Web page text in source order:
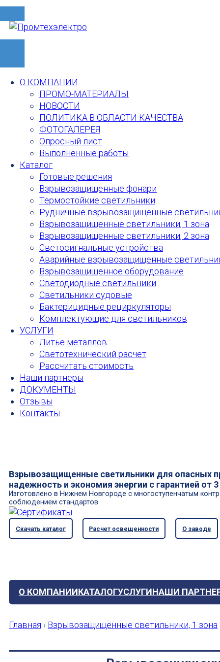
О КОМПАНИИ
ПРОМО-МАТЕРИАЛЫ
НОВОСТИ
ПОЛИТИКА В ОБЛАСТИ КАЧЕСТВА
ФОТОГАЛЕРЕЯ
Опросный лист
Выполненные работы
Каталог
Готовые решения
Взрывозащищенные фонари
Термостойкие светильники
Рудничные взрывозащищенные
Взрывозащищенные светильники, 1 зона
Взрывозащищенные светильники, 2 зона
Светосигнальные устройства
Аварийные взрывозащищенные
Взрывозащищенное оборудование
Светодиодные светильники
Светильники судовые
Бактерицидные рециркуляторы
Комплектующие для светильников
УСЛУГИ
Литье металлов
Светотехнический расчет
Рассчитать стоимость
Наши партнеры
ДОКУМЕНТЫ
Отзывы
Контакты
Взрывозащищенные светильники для опасных
надежность и экономия энергии с гарантией от
Изготовлено в Нижнем Новгороде с многоступенчатым
соблюдением стандартов
Скачать каталог Расчет освещенности О заводе
О КОМПАНИИКАТАЛОГУСЛУГИНАШИ
Главная › Взрывозащищенные светильники, 1 зона